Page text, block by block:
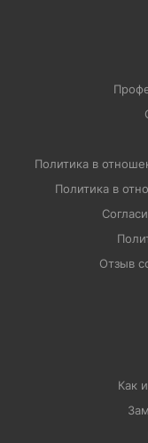
Политика в
Политика в
Отзыв
Как